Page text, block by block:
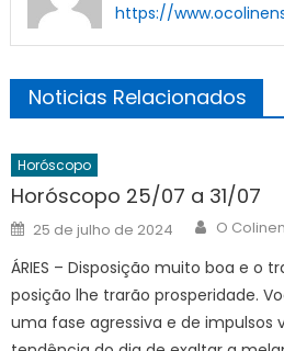
https://
Noticias Relacionados
Horóscopo
Horóscopo 25/07 a 31/07
Posted
on
25 de julho de 2024 Author
O
ÁRIES – Disposição muito boa e o
posição lhe trarão prosperidade.
uma fase agressiva e de impulsos